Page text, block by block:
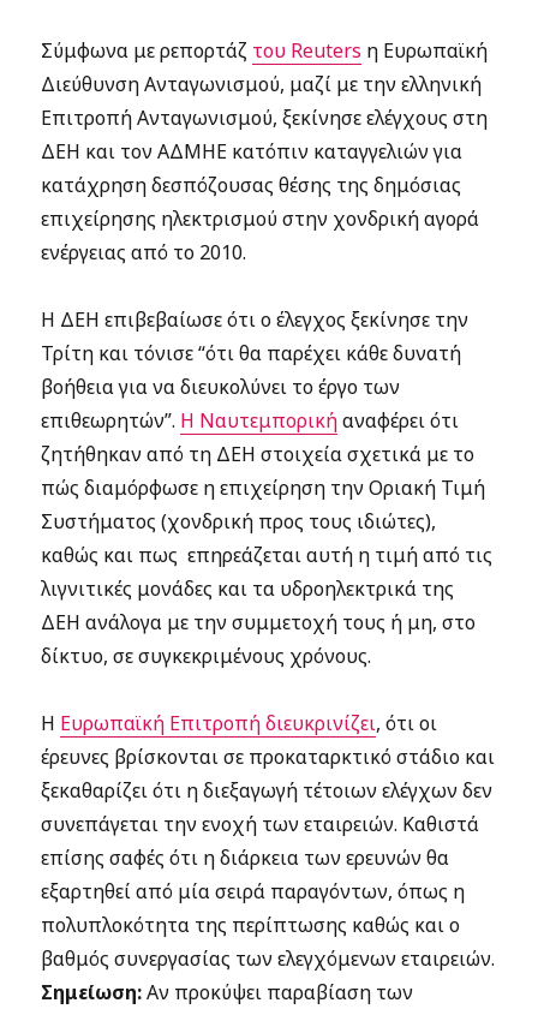
Σύμφωνα με ρεπορτάζ του Reuters η Ευρωπαϊκή
Διεύθυνση Ανταγωνισμού, μαζί με την ελληνική
Επιτροπή Ανταγωνισμού, ξεκίνησε ελέγχους στη
ΔΕΗ και τον ΑΔΜΗΕ κατόπιν καταγγελιών για
κατάχρηση δεσπόζουσας θέσης της δημόσιας
επιχείρησης ηλεκτρισμού στην χονδρική αγορά
ενέργειας από το 2010.
Η ΔΕΗ επιβεβαίωσε ότι ο έλεγχος ξεκίνησε την
Τρίτη και τόνισε “ότι θα παρέχει κάθε δυνατή
βοήθεια για να διευκολύνει το έργο των
επιθεωρητών”. Η Ναυτεμπορικήαναφέρει ότι
ζητήθηκαν από τη ΔΕΗ στοιχεία σχετικά με το
πώς διαμόρφωσε η επιχείρηση την Οριακή Τιμή
Συστήματος (χονδρική προς τους ιδιώτες),
καθώς και πως επηρεάζεται αυτή η τιμή από τις
λιγνιτικές μονάδες και τα υδροηλεκτρικά της
ΔΕΗ ανάλογα με την συμμετοχή τους ή μη, στο
δίκτυο, σε συγκεκριμένους χρόνους.
Η Ευρωπαϊκή Επιτροπή διευκρινίζει, ότι οι
έρευνες βρίσκονται σε προκαταρκτικό στάδιο και
ξεκαθαρίζει ότι η διεξαγωγή τέτοιων ελέγχων δεν
συνεπάγεται την ενοχή των εταιρειών. Καθιστά
επίσης σαφές ότι η διάρκεια των ερευνών θα
εξαρτηθεί από μία σειρά παραγόντων, όπως η
πολυπλοκότητα της περίπτωσης καθώς και ο
βαθμός συνεργασίας των ελεγχόμενων εταιρειών.
Σημείωση:Αν προκύψει παραβίαση των